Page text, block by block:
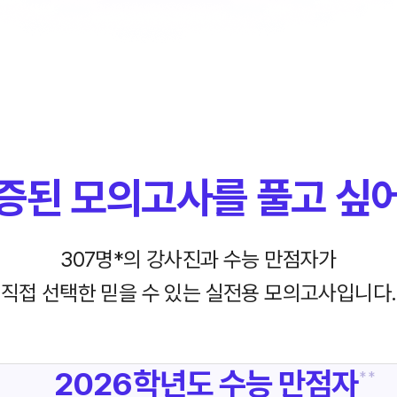
된 모의고사를풀고 싶
307명*의 강사진과 수능 만점자가
직접 선택한 믿을 수 있는 실전용 모의고사입니다.
2026학년도수능 만점자* *